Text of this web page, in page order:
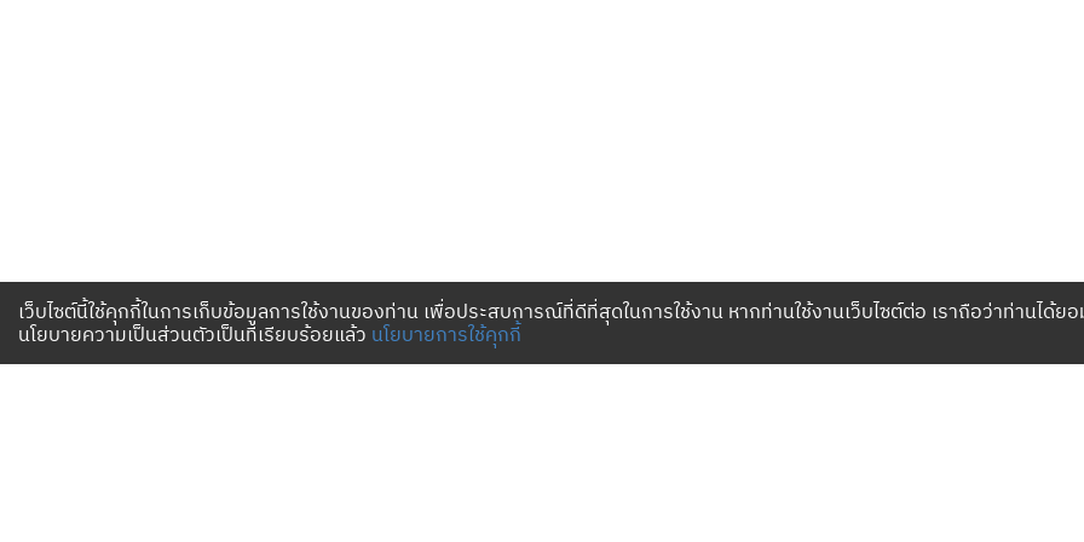
เว็บไซต์นี้ใช้คุกกี้ในการเก็บข้อมูลการใช้งานของท่าน เพื่อประสบการณ์ที่ดีที่สุดในการใช้งาน หากท่านใช้งานเว็บไซต์ต่อ เราถือว่าท่านได้ย
นโยบายความเป็นส่วนตัวเป็นที่เรียบร้อยแล้ว นโยบายการใช้คุกกี้